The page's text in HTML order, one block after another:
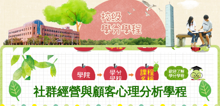
社群經營與顧客心理分析學程